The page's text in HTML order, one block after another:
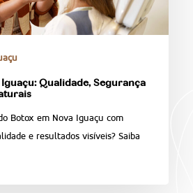
Iguaçu: Qualidade, Segurança
Botox em Nova Iguaçu com
e resultados visíveis? Saiba